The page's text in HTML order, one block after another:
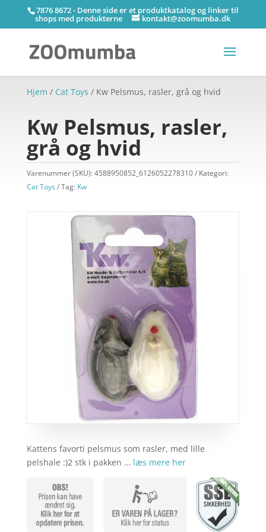
7876 8672 - Denne side er et produktkatalog og linker til
shops med produkterne kontakt@zoomumba.dk
Hjem / Cat Toys / Kw Pelsmus, rasler, grå og hvid
Kw Pelsmus, rasler,
grå og hvid
Varenummer (SKU):4588950852_6126052278310
Kategori:
Cat Toys
Tag: Kw
Kattens favorti pelsmus som rasler, med lille
pelshale :)2 stk i pakken … læs mere her